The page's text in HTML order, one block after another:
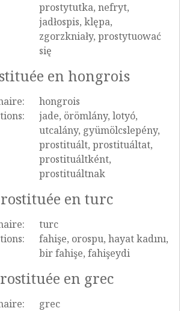
prostytutka, nefryt,
jadłospis, klępa,
zgorzkniały, prostytuować
się
en hongrois
hongrois
jade, örömlány, lotyó,
utcalány, gyümölcslepény,
prostituált, prostituáltat,
prostituáltként,
prostituáltnak
en turc
turc
fahişe, orospu, hayat kadını,
bir fahişe, fahişeydi
en grec
grec